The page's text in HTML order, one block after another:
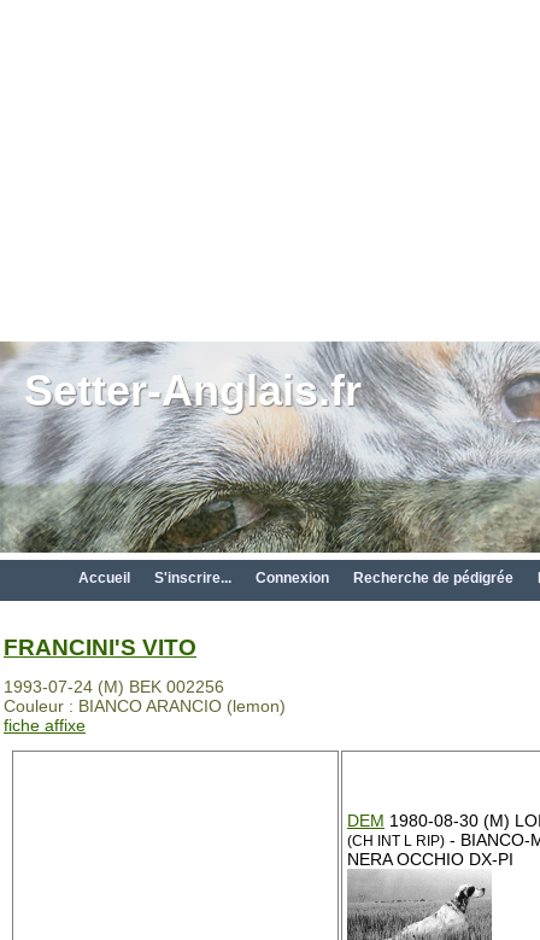
Setter-Anglais.fr
Accueil S'inscrire... Connexion Recherche de pédigrée
FRANCINI'S VITO
1993-07-24 (M) BEK 002256
Couleur : BIANCO ARANCIO (lemon)
fiche affixe
DEM 1980-08-30 (M)
(CH INT L RIP) - BIANCO-
NERA OCCHIO DX-PI